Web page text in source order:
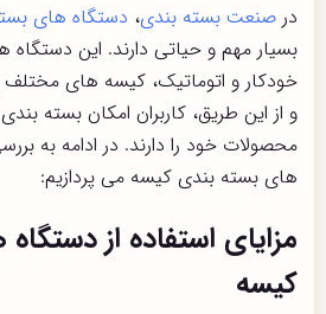
در صنعت بسته بندی، دستگاه های
بسیار مهم و حیاتی دارند. این دستگاه
خودکار و اتوماتیک، کیسه های مختلف
و از این طریق، کاربران امکان بسته
محصولات خود را دارند. در ادامه به
های بسته بندی کیسه می پردازیم:
مزایای استفاده از
کیسه